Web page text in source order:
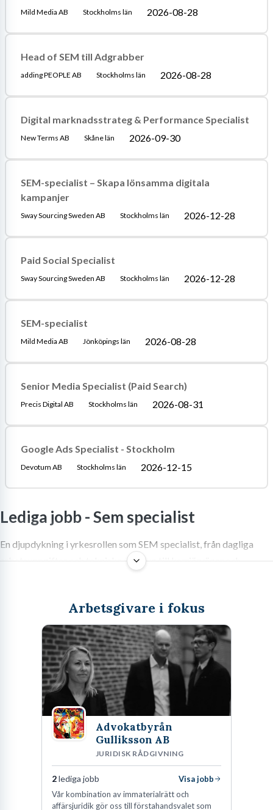
Mild Media AB Stockholms län 2026-08-28
Head of SEM till Adgrabber
adding PEOPLE AB Stockholms län 2026-08-28
Digital marknadsstrateg & Performance Specialist
New Terms AB Skåne län 2026-09-30
SEM-specialist – Skapa lönsamma digitala
kampanjer
Sway Sourcing Sweden AB Stockholms län 2026-12-28
Paid Social Specialist
Sway Sourcing Sweden AB Stockholms län 2026-12-28
SEM-specialist
Mild Media AB Jönköpings län 2026-08-28
Senior Media Specialist (Paid Search)
Precis Digital AB Stockholms län 2026-08-31
Google Ads Specialist - Stockholm
Devotum AB Stockholms län 2026-12-15
Lediga jobb -Sem specialist
En djupdykning i yrkesrollen som SEM specialist, från dagliga
arbetsuppgifter och tekniska verktyg till karriärvägar och
Vad gör en SEM specialist?
När man kliver in i en yrkesroll och börjar jobba som SEM
specialist inser man ofta ganska snabbt att arbetsuppgifterna
sträcker sig långt förbi det rent tekniska. Den primära
målsättningen handlar ständigt om att driva relevant och
konverterande trafik till en webbplats genom betald
sökordsmarknadsföring. I praktiken innebär detta att du
förvaltar och optimerar ett företags annonsbudget i plattformar
som Google Ads, Microsoft Advertising och på senare tid även
Amazon Ads.
Arbetsgivare i fokus
Advokatbyrån
Gulliksson AB
JURIDISK RÅDGIVNING
2lediga jobb
Visa jobb
Vår kombination av immaterialrätt och
affärsjuridik gör oss till förstahandsvalet som